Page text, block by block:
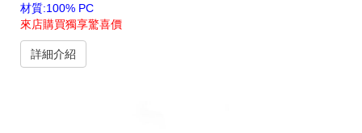
材質:100% PC
來店購買獨享驚喜價
詳細介紹